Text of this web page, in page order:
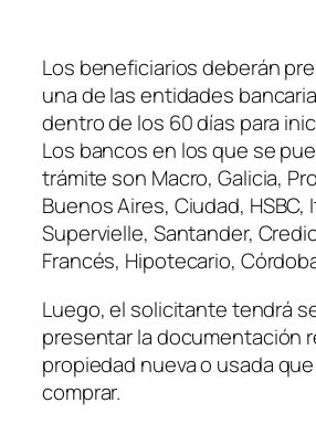
Los beneficiarios deberán
una de las entidades
dentro de los 60 días para
Los bancos en los que se
trámite son Macro, Galicia,
Buenos Aires, Ciudad, HSBC,
Supervielle, Santander,
Francés, Hipotecario,
Luego, el solicitante tendrá
presentar la documentación
propiedad nueva o usada
comprar.